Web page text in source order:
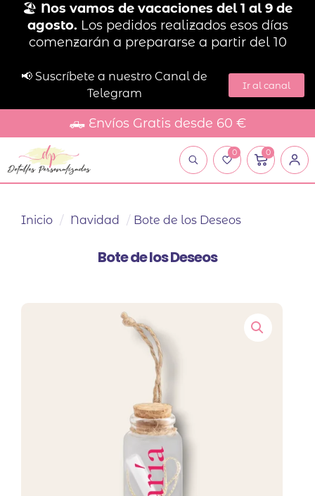
🏖️ Nos vamos de vacaciones del 1 al 9 de
agosto. Los pedidos realizados esos días
comenzarán a prepararse a partir del 10
📢 Suscríbete a nuestro Canal de
Telegram
Ir al canal
🛻 Envíos Gratis desde 60 €
0 0
Inicio / Navidad / Bote de los Deseos
Bote de los Deseos